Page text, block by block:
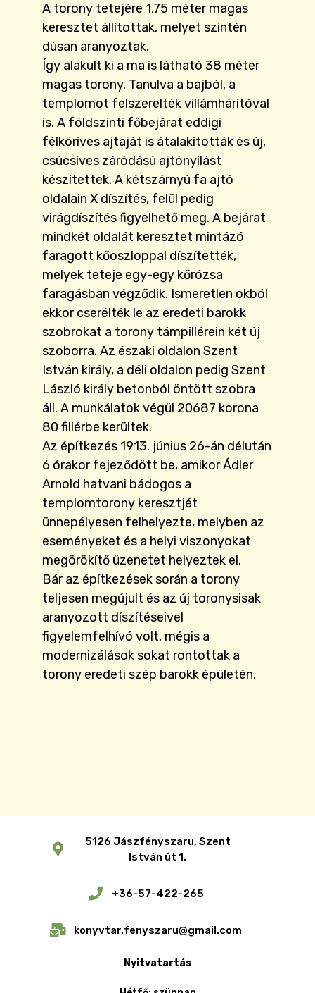
A torony tetejére 1,75 méter magas
keresztet állítottak, melyet szintén
dúsan aranyoztak.
Így alakult ki a ma is látható 38 méter
magas torony. Tanulva a bajból, a
templomot felszerelték villámhárítóval
is. A földszinti főbejárat eddigi
félköríves ajtaját is átalakították és új,
csúcsíves záródású ajtónyílást
készítettek. A kétszárnyú fa ajtó
oldalain X díszítés, felül pedig
virágdíszítés figyelhető meg. A bejárat
mindkét oldalát keresztet mintázó
faragott kőoszloppal díszítették,
melyek teteje egy-egy kőrózsa
faragásban végződik. Ismeretlen okból
ekkor cserélték le az eredeti barokk
szobrokat a torony támpillérein két új
szoborra. Az északi oldalon Szent
István király, a déli oldalon pedig Szent
László király betonból öntött szobra
áll. A munkálatok végül 20687 korona
80 fillérbe kerültek.
Az építkezés 1913. június 26-án délután
6 órakor fejeződött be, amikor Ádler
Arnold hatvani bádogos a
templomtorony keresztjét
ünnepélyesen felhelyezte, melyben az
eseményeket és a helyi viszonyokat
megörökítő üzenetet helyeztek el.
Bár az építkezések során a torony
teljesen megújult és az új toronysisak
aranyozott díszítéseivel
figyelemfelhívó volt, mégis a
modernizálások sokat rontottak a
torony eredeti szép barokk épületén.
5126 Jászfényszaru, Szent
István út 1.
+36-57-422-265
konyvtar.fenyszaru@gmail.com
Nyitvatartás